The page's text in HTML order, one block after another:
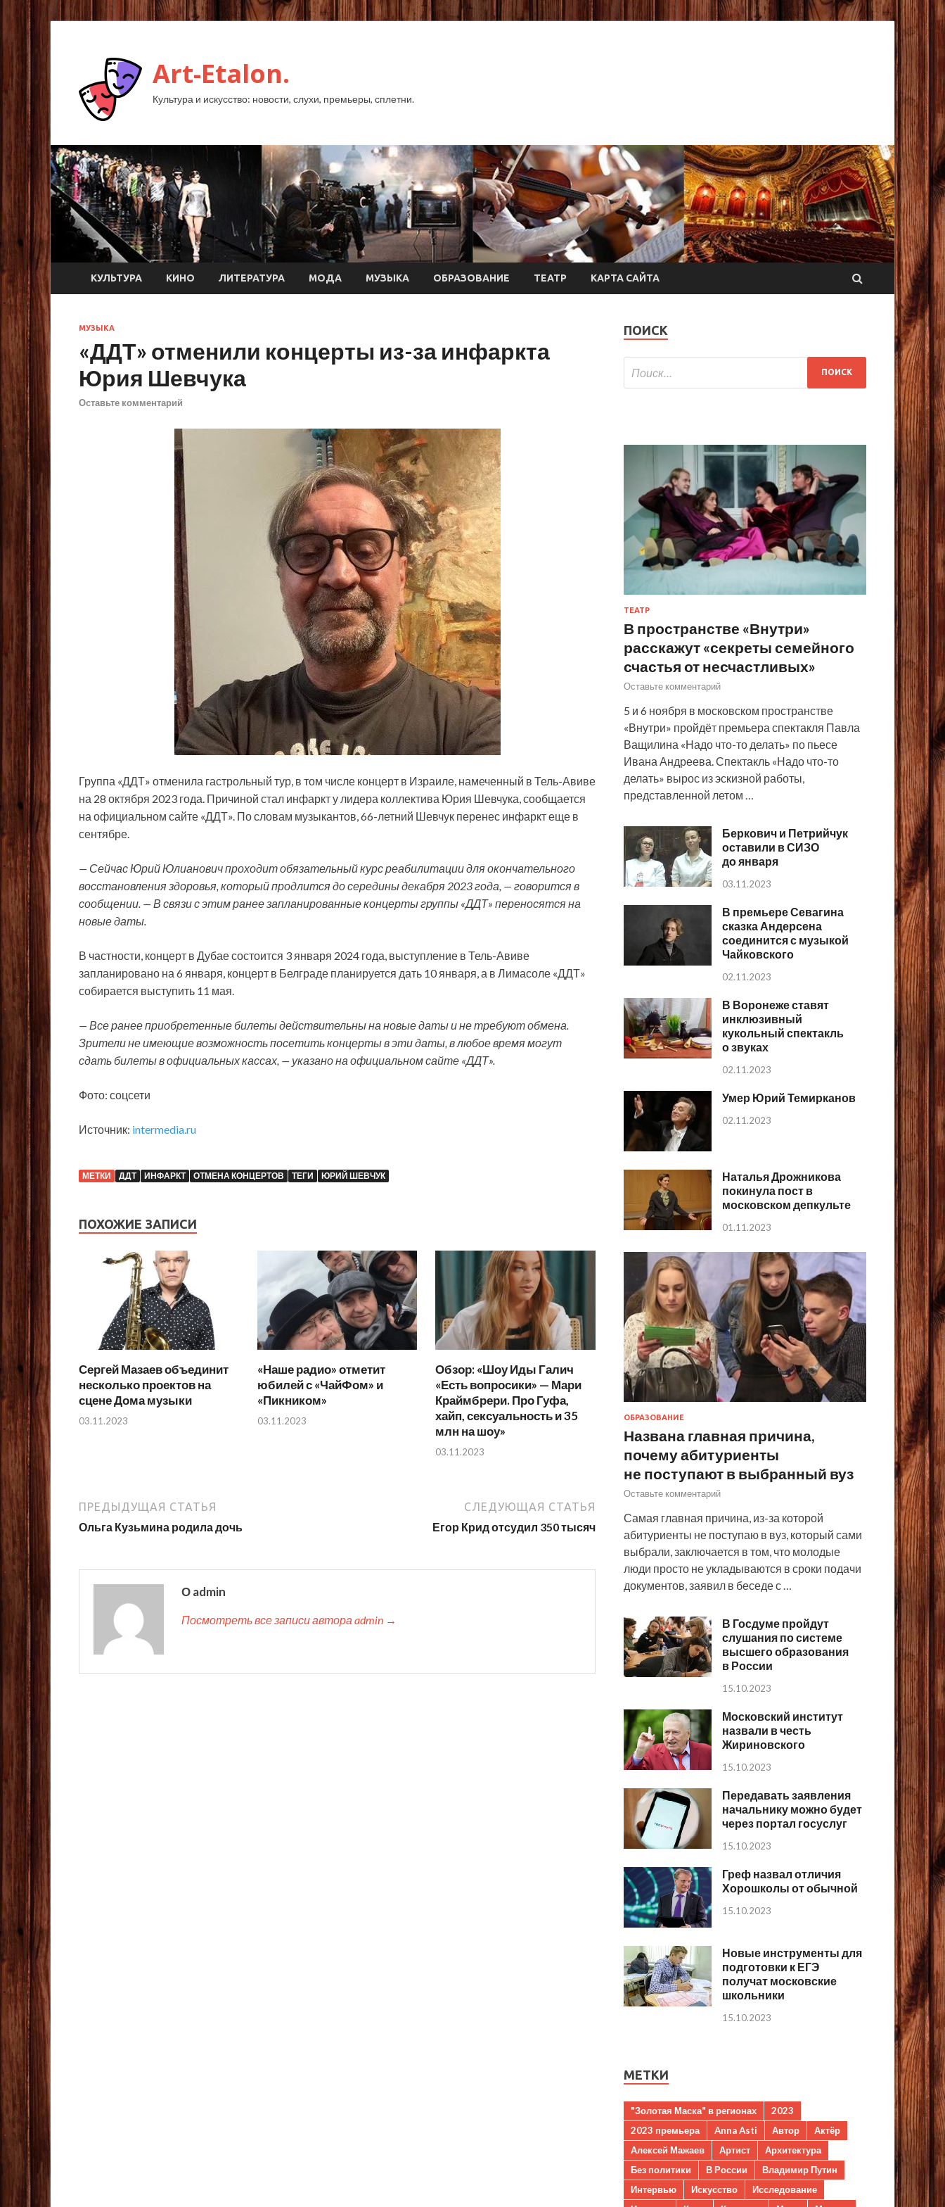
Art-Etalon.
Культура и искусство: новости, слухи, премьеры, сплетни.
КУЛЬТУРА КИНО ЛИТЕРАТУРА МОДА МУЗЫКА ОБРАЗОВАНИЕ ТЕАТР КАРТА САЙТА
МУЗЫКА
«ДДТ» отменили концерты из-за инфаркта
Юрия Шевчука
Оставьте комментарий
Группа «ДДТ» отменила гастрольный тур, в том числе концерт в Израиле, намеченный в Тель-Авиве
на 28 октября 2023 года. Причиной стал инфаркт у лидера коллектива Юрия Шевчука, сообщается
на официальном сайте «ДДТ». По словам музыкантов, 66-летний Шевчук перенес инфаркт еще в
сентябре.
— Сейчас Юрий Юлианович проходит обязательный курс реабилитации для окончательного
восстановления здоровья, который продлится до середины декабря 2023 года, — говорится в
сообщении. — В связи с этим ранее запланированные концерты группы «ДДТ» переносятся на
новые даты.
В частности, концерт в Дубае состоится 3 января 2024 года, выступление в Тель-Авиве
запланировано на 6 января, концерт в Белграде планируется дать 10 января, а в Лимасоле «ДДТ»
собирается выступить 11 мая.
— Все ранее приобретенные билеты действительны на новые даты и не требуют обмена.
Зрители не имеющие возможность посетить концерты в эти даты, в любое время могут
сдать билеты в официальных кассах, — указано на официальном сайте «ДДТ».
Фото: соцсети
Источник: intermedia.ru
МЕТКИ ДДТ ИНФАРКТ ОТМЕНА КОНЦЕРТОВ ТЕГИ ЮРИЙ ШЕВЧУК
ПОХОЖИЕ ЗАПИСИ
Сергей Мазаев объединит
несколько проектов на
сцене Дома музыки
03.11.2023
«Наше радио» отметит
юбилей с «ЧайФом» и
«Пикником»
03.11.2023
Обзор: «Шоу Иды Галич
«Есть вопросики» — Мари
Краймбрери. Про Гуфа,
хайп, сексуальность и 35
млн на шоу»
03.11.2023
ПРЕДЫДУЩАЯ СТАТЬЯ
Ольга Кузьмина родила дочь
СЛЕДУЮЩАЯ СТАТЬЯ
Егор Крид отсудил 350 тысяч
О admin
Посмотреть все записи автора admin →
ПОИСК
ТЕАТР
В пространстве «Внутри»
расскажут «секреты семейного
счастья от несчастливых»
Оставьте комментарий
5 и 6 ноября в московском пространстве
«Внутри» пройдёт премьера спектакля Павла
Ващилина «Надо что-то делать» по пьесе
Ивана Андреева. Спектакль «Надо что-то
делать» вырос из эскизной работы,
представленной летом …
Беркович и Петрийчук
оставили в СИЗО
до января
03.11.2023
В премьере Севагина
сказка Андерсена
соединится с музыкой
Чайковского
02.11.2023
В Воронеже ставят
инклюзивный
кукольный спектакль
о звуках
02.11.2023
Умер Юрий Темирканов
02.11.2023
Наталья Дрожникова
покинула пост в
московском депкульте
01.11.2023
ОБРАЗОВАНИЕ
Названа главная причина,
почему абитуриенты
не поступают в выбранный вуз
Оставьте комментарий
Самая главная причина, из-за которой
абитуриенты не поступаю в вуз, который сами
выбрали, заключается в том, что молодые
люди просто не укладываются в сроки подачи
документов, заявил в беседе с …
В Госдуме пройдут
слушания по системе
высшего образования
в России
15.10.2023
Московский институт
назвали в честь
Жириновского
15.10.2023
Передавать заявления
начальнику можно будет
через портал госуслуг
15.10.2023
Греф назвал отличия
Хорошколы от обычной
15.10.2023
Новые инструменты для
подготовки к ЕГЭ
получат московские
школьники
15.10.2023
МЕТКИ
"Золотая Маска" в регионах
2023
2023 премьера
Anna Asti Автор
Актёр
Алексей Мажаев
Артист
Архитектура
Без политики
В России
Владимир Путин
Интервью
Искусство
Исследование